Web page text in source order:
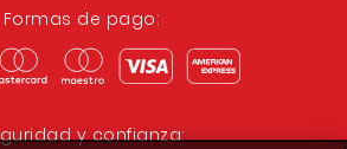
Formas de pago:
y confianza: